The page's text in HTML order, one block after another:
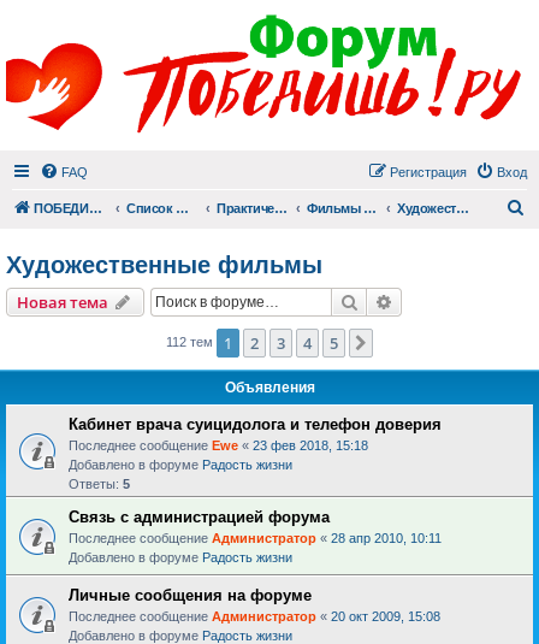
FAQ Вход
Регистрация
ПОБЕДИШЬ.РУ Список форумов Практический раздел Фильмы для души Художественные фильмы
Художественные фильмы
Новая тема Поиск
112 тем 1 2 3 4 5
Объявления
Кабинет врача суицидолога и телефон доверия
Последнее сообщение Ewe « 23 фев 2018, 15:18
Добавлено в форуме Радость жизни
Ответы: 5
Связь с администрацией форума
Последнее сообщение Администратор « 28 апр 2010, 10:11
Добавлено в форуме Радость жизни
Личные сообщения на форуме
Последнее сообщение Администратор « 20 окт 2009, 15:08
Добавлено в форуме Радость жизни